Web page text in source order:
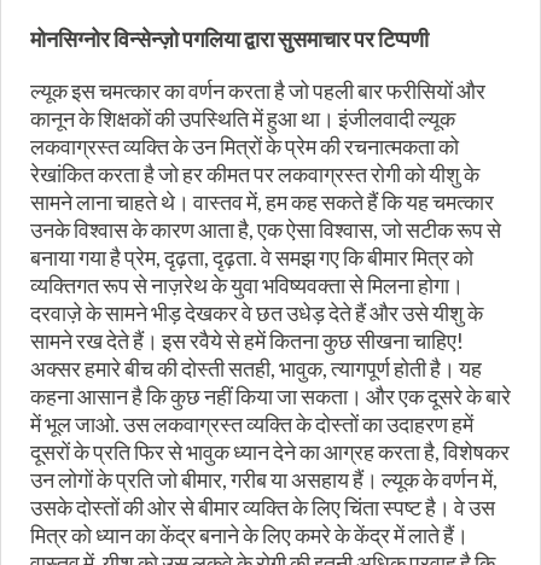
मोनसिग्नोर विन्सेन्ज़ो पगलिया द्वारा सुसमाचार पर टिप्पणी
ल्यूक इस चमत्कार का वर्णन करता है जो पहली बार फरीसियों और
कानून के शिक्षकों की उपस्थिति में हुआ था। इंजीलवादी ल्यूक
लकवाग्रस्त व्यक्ति के उन मित्रों के प्रेम की रचनात्मकता को
रेखांकित करता है जो हर कीमत पर लकवाग्रस्त रोगी को यीशु के
सामने लाना चाहते थे। वास्तव में, हम कह सकते हैं कि यह चमत्कार
उनके विश्वास के कारण आता है, एक ऐसा विश्वास, जो सटीक रूप से
बनाया गया है प्रेम, दृढ़ता, दृढ़ता. वे समझ गए कि बीमार मित्र को
व्यक्तिगत रूप से नाज़रेथ के युवा भविष्यवक्ता से मिलना होगा।
दरवाज़े के सामने भीड़ देखकर वे छत उधेड़ देते हैं और उसे यीशु के
सामने रख देते हैं। इस रवैये से हमें कितना कुछ सीखना चाहिए!
अक्सर हमारे बीच की दोस्ती सतही, भावुक, त्यागपूर्ण होती है। यह
कहना आसान है कि कुछ नहीं किया जा सकता। और एक दूसरे के बारे
में भूल जाओ. उस लकवाग्रस्त व्यक्ति के दोस्तों का उदाहरण हमें
दूसरों के प्रति फिर से भावुक ध्यान देने का आग्रह करता है, विशेषकर
उन लोगों के प्रति जो बीमार, गरीब या असहाय हैं। ल्यूक के वर्णन में,
उसके दोस्तों की ओर से बीमार व्यक्ति के लिए चिंता स्पष्ट है। वे उस
मित्र को ध्यान का केंद्र बनाने के लिए कमरे के केंद्र में लाते हैं।